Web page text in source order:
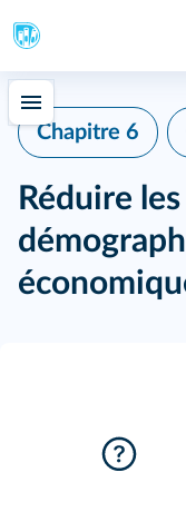
Chapitre 6
Réduire